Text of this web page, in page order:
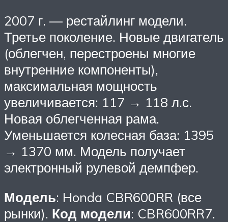
2007 г. — рестайлинг модели.
Третье поколение. Новые двигатель
(облегчен, перестроены многие
внутренние компоненты),
максимальная мощность
увеличивается: 117 → 118 л.с.
Новая облегченная рама.
Уменьшается колесная база: 1395
→ 1370 мм. Модель получает
электронный рулевой демпфер.
Модель: Honda CBR600RR (все
рынки). Код модели: CBR600RR7.